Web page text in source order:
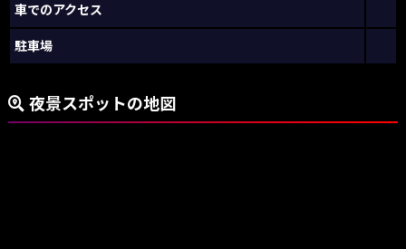
車でのアクセス
駐車場
夜景スポットの地図